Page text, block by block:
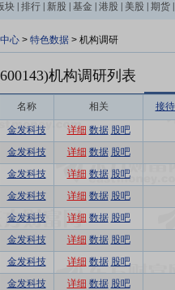
块 排行 新股 基金 港股 美股 期货
心 > 特色数据 > 机构调研
机构调研列表
名称 相关 接
金发科技 详细 数据 股吧
金发科技 详细 数据 股吧
金发科技 详细 数据 股吧
金发科技 详细 数据 股吧
金发科技 详细 数据 股吧
金发科技 详细 数据 股吧
金发科技 详细 数据 股吧
金发科技 详细 数据 股吧